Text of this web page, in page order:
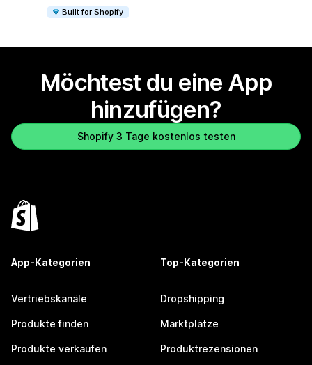
Built for Shopify
Möchtest du eine App
hinzufügen?
Shopify 3 Tage kostenlos testen
App-Kategorien
Vertriebskanäle
Produkte finden
Produkte verkaufen
Top-Kategorien
Dropshipping
Marktplätze
Produktrezensionen